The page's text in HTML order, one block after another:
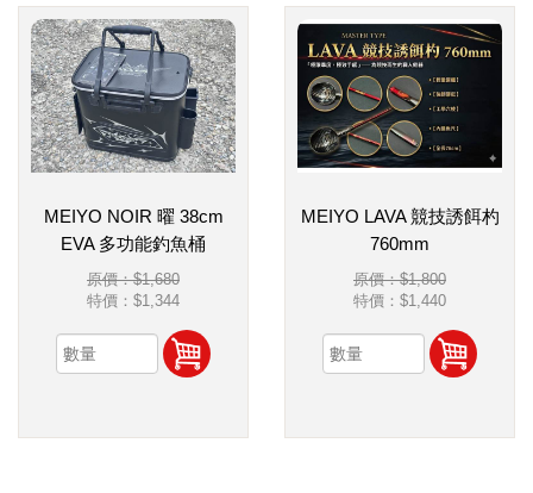
MEIYO NOIR 曜 38cm
EVA 多功能釣魚桶
原價：$1,680
特價： $1,344
MEIYO LAVA 競技誘餌杓
760mm
原價：$1,800
特價： $1,440